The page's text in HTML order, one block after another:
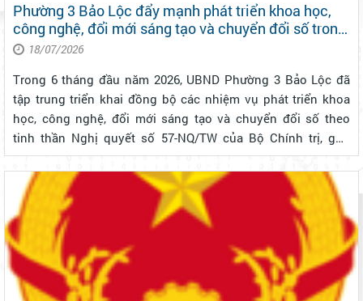
Phường 3 Bảo Lộc đẩy mạnh phát triển khoa học,
công nghệ, đổi mới sáng tạo và chuyển đổi số trong
6 tháng đầu năm 2026
18/07/2026
Trong 6 tháng đầu năm 2026, UBND Phường 3 Bảo Lộc đã
tập trung triển khai đồng bộ các nhiệm vụ phát triển khoa
học, công nghệ, đổi mới sáng tạo và chuyển đổi số theo
tinh thần Nghị quyết số 57-NQ/TW của Bộ Chính trị, góp
phần nâng cao hiệu lực, hiệu quả quản lý nhà nước và chất
lượng phục vụ Nhân dâ...